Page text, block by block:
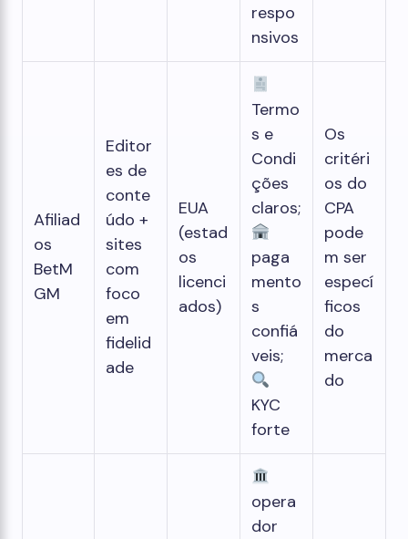
respo
nsivos
Afiliad
os
BetM
GM
Editor
es de
conte
údo +
sites
com
foco
em
fidelid
ade
EUA
(estad
os
licenci
ados)
Termo
s e
Condi
ções
claros;
paga
mento
s
confiá
veis;
KYC
forte
Os
critéri
os do
CPA
pode
m ser
especí
ficos
do
merca
do
opera
dor